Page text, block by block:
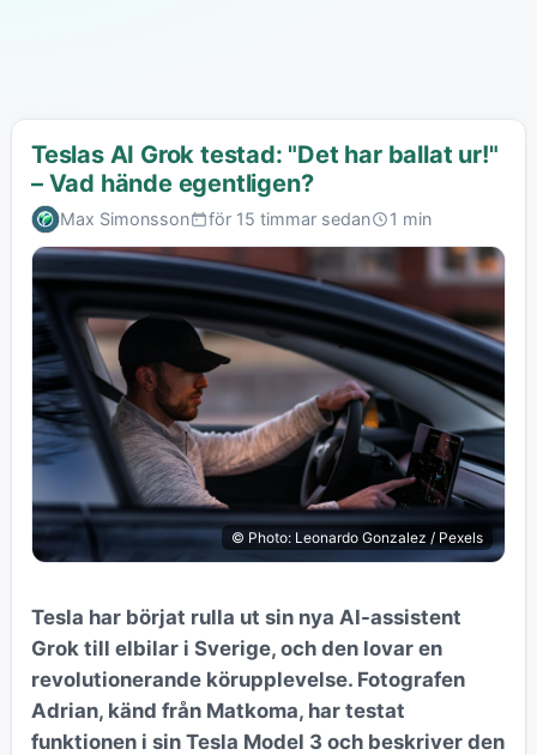
Teslas AI Grok testad: "Det har ballat ur!"
– Vad hände egentligen?
Max Simonsson för 15 timmar sedan 1 min
© Photo: Leonardo Gonzalez / Pexels
Tesla har börjat rulla ut sin nya AI-assistent
Grok till elbilar i Sverige, och den lovar en
revolutionerande körupplevelse. Fotografen
Adrian, känd från Matkoma, har testat
funktionen i sin Tesla Model 3 och beskriver den